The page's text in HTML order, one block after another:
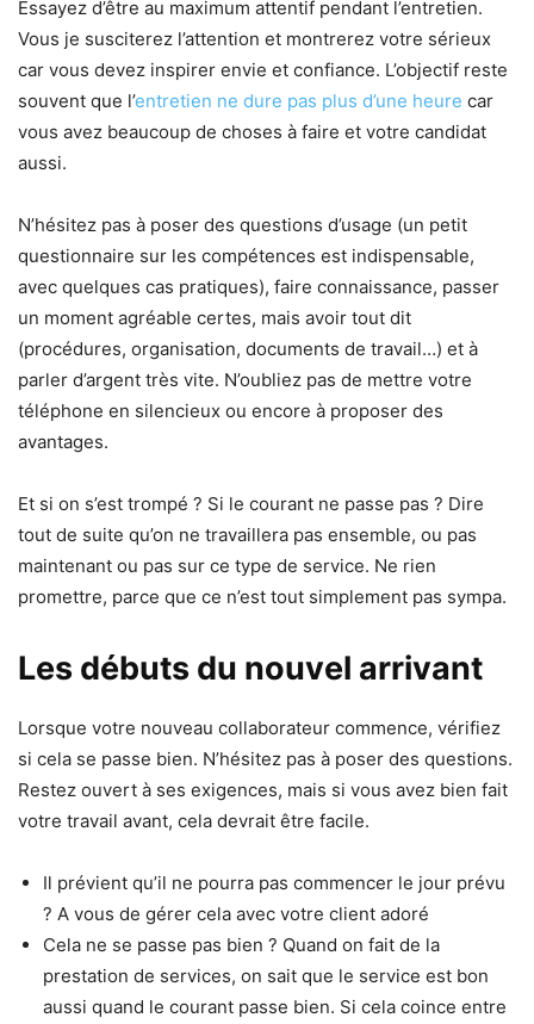
Essayez d’être au maximum attentif pendant l’entretien.
Vous je susciterez l’attention et montrerez votre sérieux
car vous devez inspirer envie et confiance. L’objectif reste
souvent que l’entretien ne dure pas plus d’une heure car
vous avez beaucoup de choses à faire et votre candidat
aussi.
N’hésitez pas à poser des questions d’usage (un petit
questionnaire sur les compétences est indispensable,
avec quelques cas pratiques), faire connaissance, passer
un moment agréable certes, mais avoir tout dit
(procédures, organisation, documents de travail…) et à
parler d’argent très vite. N’oubliez pas de mettre votre
téléphone en silencieux ou encore à proposer des
avantages.
Et si on s’est trompé ? Si le courant ne passe pas ? Dire
tout de suite qu’on ne travaillera pas ensemble, ou pas
maintenant ou pas sur ce type de service. Ne rien
promettre, parce que ce n’est tout simplement pas sympa.
Les débuts du nouvel arrivant
Lorsque votre nouveau collaborateur commence, vérifiez
si cela se passe bien. N’hésitez pas à poser des questions.
Restez ouvert à ses exigences, mais si vous avez bien fait
votre travail avant, cela devrait être facile.
Il prévient qu’il ne pourra pas commencer le jour prévu
? A vous de gérer cela avec votre client adoré
Cela ne se passe pas bien ? Quand on fait de la
prestation de services, on sait que le service est bon
aussi quand le courant passe bien. Si cela coince entre